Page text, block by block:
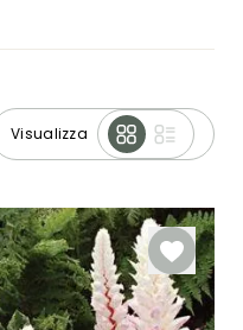
Visualizza